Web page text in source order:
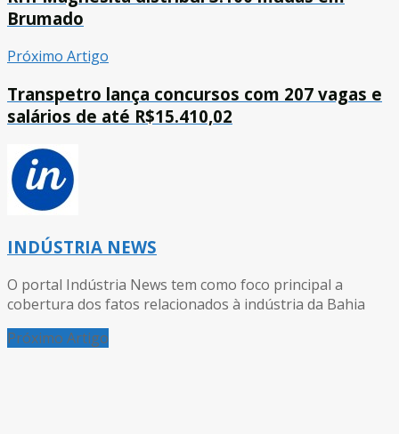
Brumado
Próximo Artigo
Transpetro lança concursos com 207 vagas e
salários de até R$15.410,02
INDÚSTRIA NEWS
O portal Indústria News tem como foco principal a
cobertura dos fatos relacionados à indústria da Bahia
Próximo Artigo